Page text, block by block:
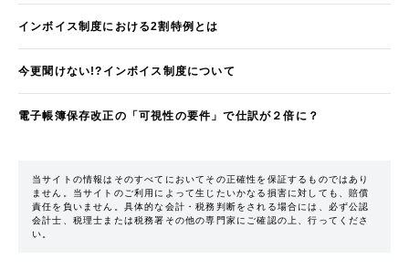
インボイス制度における2割特例とは
今更聞けない!?インボイス制度について
電子帳簿保存改正の「可視性の要件」で仕訳が２倍に？
当サイトの情報はそのすべてにおいてその正確性を保証するものではあり
ません。当サイトのご利用によって生じたいかなる損害に対しても、賠償
責任を負いません。具体的な会計・税務判断をされる場合には、必ず公認
会計士、税理士または税務署その他の専門家にご確認の上、行ってくださ
い。